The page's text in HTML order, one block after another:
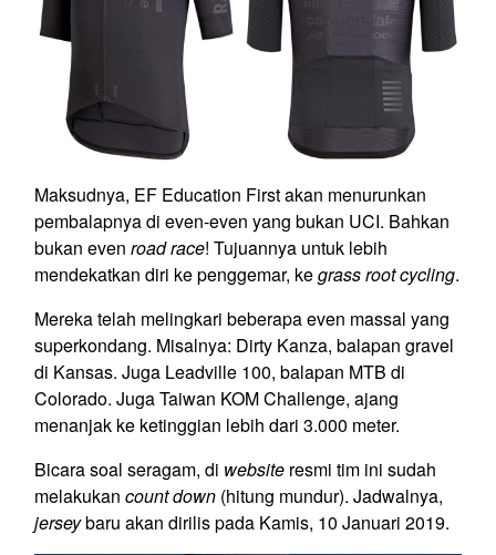
Maksudnya, EF Education First akan menurunkan
pembalapnya di even-even yang bukan UCI. Bahkan
bukan even road race! Tujuannya untuk lebih
mendekatkan diri ke penggemar, kegrass root cycling.
Mereka telah melingkari beberapa even massal yang
superkondang. Misalnya: Dirty Kanza, balapan gravel
di Kansas. Juga Leadville 100, balapan MTB di
Colorado. Juga Taiwan KOM Challenge, ajang
menanjak ke ketinggian lebih dari 3.000 meter.
Bicara soal seragam, di website resmi tim ini sudah
melakukan count down (hitung mundur). Jadwalnya,
jerseybaru akan dirilis pada Kamis, 10 Januari 2019.